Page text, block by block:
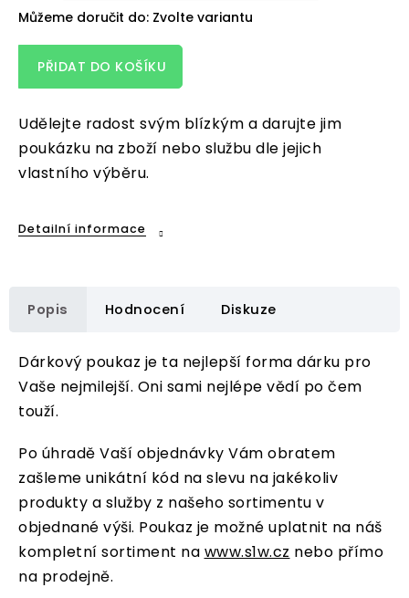
Můžeme doručit do: Zvolte variantu
PŘIDAT DO KOŠÍKU
Udělejte radost svým blízkým a darujte jim
poukázku na zboží nebo službu dle jejich
vlastního výběru.
Detailní informace
Popis Hodnocení Diskuze
Dárkový poukaz je ta nejlepší forma dárku pro
Vaše nejmilejší. Oni sami nejlépe vědí po čem
touží.
Po úhradě Vaší objednávky Vám obratem
zašleme unikátní kód na slevu na jakékoliv
produkty a služby z našeho sortimentu v
objednané výši. Poukaz je možné uplatnit na náš
kompletní sortiment na www.s1w.cz nebo přímo
na prodejně.